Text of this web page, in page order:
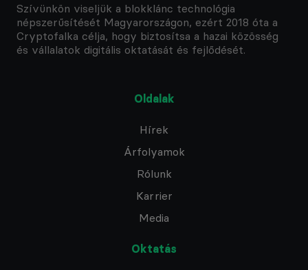
Szívünkön viseljük a blokklánc technológia
népszerűsítését Magyarországon, ezért 2018 óta a
Cryptofalka célja, hogy biztosítsa a hazai közösség
és vállalatok digitális oktatását és fejlődését.
Oldalak
Hírek
Árfolyamok
Rólunk
Karrier
Media
Oktatás